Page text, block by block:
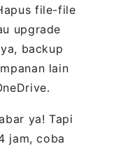
file-file
upgrade
backup
lain
ya! Tapi
jam, coba